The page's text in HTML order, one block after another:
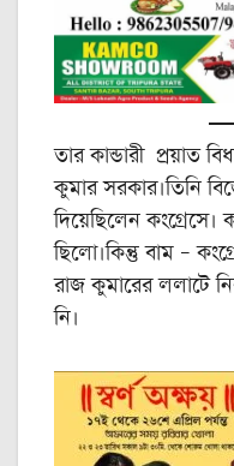
তার কান্ডারী প্রয়াত
কুমার সরকার।তিনি
দিয়েছিলেন কংগ্রেসে।
ছিলো।কিন্তু বাম –
রাজ কুমারের ললাটে
নি।